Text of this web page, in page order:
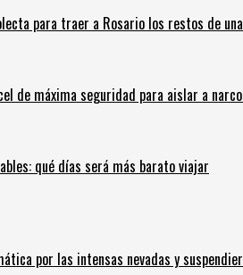
para traer a Rosario los restos de
de máxima seguridad para aislar a
qué días será más barato viajar
por las intensas nevadas y